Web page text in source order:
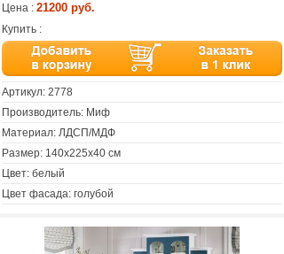
Цена : 21200 руб.
Купить :
Артикул: 2778
Производитель: Миф
Материал: ЛДСП/МДФ
Размер: 140х225х40 см
Цвет: белый
Цвет фасада: голубой